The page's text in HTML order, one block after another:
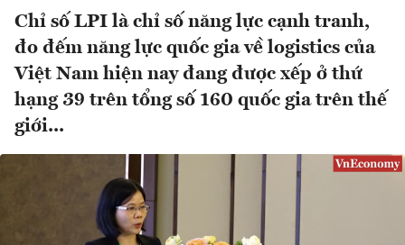
Chỉ số LPI là chỉ số năng lực cạnh tranh,
đo đếm năng lực quốc gia về logistics của
Việt Nam hiện nay đang được xếp ở thứ
hạng 39 trên tổng số 160 quốc gia trên thế
giới...